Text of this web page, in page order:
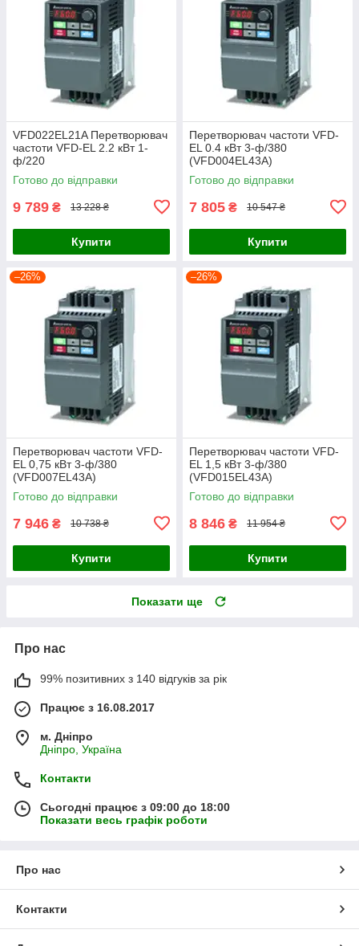
VFD022EL21A Перетворювач
частоти VFD-EL 2.2 кВт 1-
ф/220
Готово до відправки
9 789 ₴ 13 228 ₴
Купити
Перетворювач частоти VFD-
EL 0.4 кВт 3-ф/380
(VFD004EL43A)
Готово до відправки
7 805 ₴ 10 547 ₴
Купити
–26%
Перетворювач частоти VFD-
EL 0,75 кВт 3-ф/380
(VFD007EL43A)
Готово до відправки
7 946 ₴ 10 738 ₴
Купити
–26%
Перетворювач частоти VFD-
EL 1,5 кВт 3-ф/380
(VFD015EL43A)
Готово до відправки
8 846 ₴ 11 954 ₴
Купити
Показати ще
Про нас
99% позитивних з 140 відгуків за рік
Працює з 16.08.2017
м. Дніпро
Дніпро, Україна
Контакти
Сьогодні працює з 09:00 до 18:00
Показати весь графік роботи
Про нас
Контакти